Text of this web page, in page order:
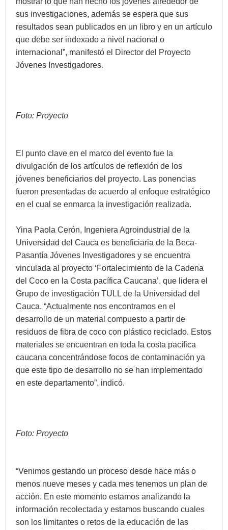
sus investigaciones, además se espera que sus
resultados sean publicados en un libro y en un artículo
que debe ser indexado a nivel nacional o
internacional”, manifestó el Director del Proyecto
Jóvenes Investigadores.
Foto: Proyecto
El punto clave en el marco del evento fue la
divulgación de los artículos de reflexión de los
jóvenes beneficiarios del proyecto. Las ponencias
fueron presentadas de acuerdo al enfoque estratégico
en el cual se enmarca la investigación realizada.
Yina Paola Cerón, Ingeniera Agroindustrial de la
Universidad del Cauca es beneficiaria de la Beca-
Pasantía Jóvenes Investigadores y se encuentra
vinculada al proyecto ‘Fortalecimiento de la Cadena
del Coco en la Costa pacífica Caucana’, que lidera el
Grupo de investigación TULL de la Universidad del
Cauca. “Actualmente nos encontramos en el
desarrollo de un material compuesto a partir de
residuos de fibra de coco con plástico reciclado. Estos
materiales se encuentran en toda la costa pacífica
caucana concentrándose focos de contaminación ya
que este tipo de desarrollo no se han implementado
en este departamento”, indicó.
Foto: Proyecto
“Venimos gestando un proceso desde hace más o
menos nueve meses y cada mes tenemos un plan de
acción. En este momento estamos analizando la
información recolectada y estamos buscando cuales
son los limitantes o retos de la educación de las